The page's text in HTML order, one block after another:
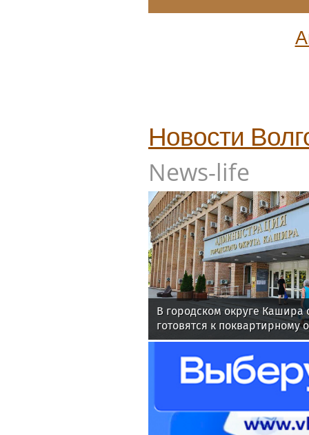
Новости
News-life
В городском округе Кашира
готовятся к поквартирному